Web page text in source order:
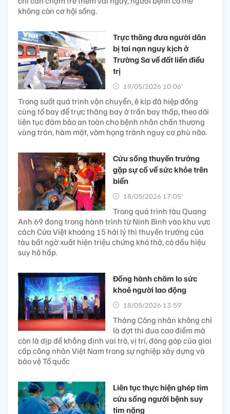
không còn cơ hội sống.
Trực thăng đưa người dân
bị tai nạn nguy kịch ở
Trường Sa về đất liền điều
trị
19/05/2026 10:06’
Trong suốt quá trình vận chuyển, ê kíp đã hiệp đồng
cùng tổ bay để trực thăng bay ở trần bay thấp, theo dõi
liên tục đảm bảo an toàn cho bệnh nhân chấn thương
vùng trán, hàm mặt, vòm họng tránh nguy cơ phù não.
Cứu sống thuyền trưởng
gặp sự cố về sức khỏe trên
biển
18/05/2026 17:05’
Trong quá trình tàu Quang
Anh 69 đang trong hành trình từ Ninh Bình vào khu vực
cách Cửa Việt khoảng 15 hải lý thì thuyền trưởng của
tàu bất ngờ xuất hiện triệu chứng khó thở, có dấu hiệu
suy hô hấp.
Đồng hành chăm lo sức
khoẻ người lao động
18/05/2026 13:59’
Tháng Công nhân không chỉ
là đợt thi đua cao điểm mà
còn là dịp để khẳng định vai trò, vị trí, đóng góp của giai
cấp công nhân Việt Nam trong sự nghiệp xây dựng và
bảo vệ Tổ quốc
Liên tục thực hiện ghép tim
cứu sống người bệnh suy
tim nặng​